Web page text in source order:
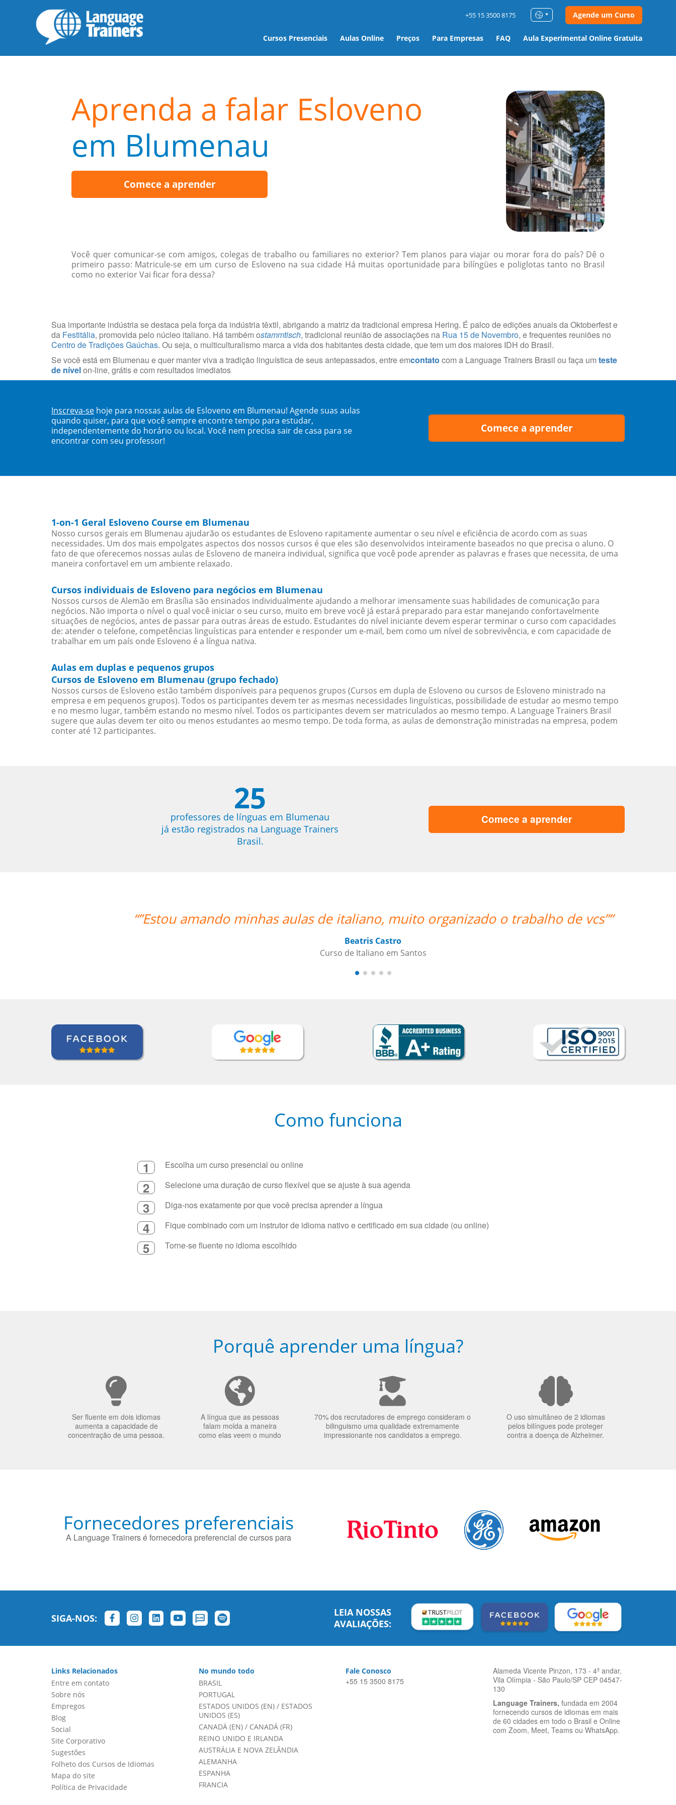
Cursos Presenciais Aulas Online Preços Para Empresas FAQ Aula Experimental Online Gratuita
+55 15 3500 8175 Agende um Curso
Aprenda a falar Esloveno
em Blumenau
Comece a aprender
Você quer comunicar-se com amigos, colegas de trabalho ou familiares no exterior? Tem planos para viajar ou morar fora do país? Dê o
primeiro passo: Matricule-se em um curso de Esloveno na sua cidade Há muitas oportunidade para bilíngües e poliglotas tanto no Brasil
como no exterior Vai ficar fora dessa?
Sua importante indústria se destaca pela força da indústria têxtil, abrigando a matriz da tradicional empresa Hering. É palco de edições anuais da Oktoberfest e
da Festitália, promovida pelo núcleo italiano. Há também ostammtisch, tradicional reunião de associações na Rua 15 de Novembro, e frequentes reuniões no
Centro de Tradições Gaúchas. Ou seja, o multiculturalismo marca a vida dos habitantes desta cidade, que tem um dos maiores IDH do Brasil.
Se você está em Blumenau e quer manter viva a tradição linguística de seus antepassados, entre emcontato com a Language Trainers Brasil ou faça um teste
de nívelon-line, grátis e com resultados imediatos
Inscreva-se hoje para nossas aulas de Esloveno em Blumenau! Agende suas aulas
quando quiser, para que você sempre encontre tempo para estudar,
independentemente do horário ou local. Você nem precisa sair de casa para se
encontrar com seu professor!
Comece a aprender
1-on-1 Geral Esloveno Course em Blumenau
Nosso cursos gerais em Blumenau ajudarão os estudantes de Esloveno rapitamente aumentar o seu nível e eficiência de acordo com as suas
necessidades. Um dos mais empolgates aspectos dos nossos cursos é que eles são desenvolvidos inteiramente baseados no que precisa o aluno. O
fato de que oferecemos nossas aulas de Esloveno de maneira individual, significa que você pode aprender as palavras e frases que necessita, de uma
maneira confortavel em um ambiente relaxado.
Cursos individuais de Esloveno para negócios em Blumenau
Nossos cursos de Alemão em Brasília são ensinados individualmente ajudando a melhorar imensamente suas habilidades de comunicação para
negócios. Não importa o nível o qual você iniciar o seu curso, muito em breve você já estará preparado para estar manejando confortavelmente
situações de negócios, antes de passar para outras áreas de estudo. Estudantes do nível iniciante devem esperar terminar o curso com capacidades
de: atender o telefone, competências linguísticas para entender e responder um e-mail, bem como um nível de sobrevivência, e com capacidade de
trabalhar em um país onde Esloveno é a língua nativa.
Aulas em duplas e pequenos grupos
Cursos de Esloveno em Blumenau (grupo fechado)
Nossos cursos de Esloveno estão também disponíveis para pequenos grupos (Cursos em dupla de Esloveno ou cursos de Esloveno ministrado na
empresa e em pequenos grupos). Todos os participantes devem ter as mesmas necessidades linguísticas, possibilidade de estudar ao mesmo tempo
e no mesmo lugar, também estando no mesmo nível. Todos os participantes devem ser matriculados ao mesmo tempo. A Language Trainers Brasil
sugere que aulas devem ter oito ou menos estudantes ao mesmo tempo. De toda forma, as aulas de demonstração ministradas na empresa, podem
conter até 12 participantes.
25
professores de línguas em Blumenau
já estão registrados na Language Trainers
Brasil.
Comece a aprender
minhas aulas de italiano, muito organizado o trabalho de vcs”” “”I took 40 hours of Brazilian
Como funciona
1 Escolha um curso presencial ou online
2 Selecione uma duração de curso flexível que se ajuste à sua agenda
3 Diga-nos exatamente por que você precisa aprender a língua
4 Fique combinado com um instrutor de idioma nativo e certificado em sua cidade (ou online)
5 Torne-se fluente no idioma escolhido
Porquê aprender uma língua?
Ser fluente em dois idiomas
aumenta a capacidade de
concentração de uma pessoa.
A língua que as pessoas
falam molda a maneira
como elas veem o mundo
70% dos recrutadores de emprego consideram o
bilinguismo uma qualidade extremamente
impressionante nos candidatos a emprego.
O uso simultâneo de 2 idiomas
pelos bilíngues pode proteger
contra a doença de Alzheimer.
Fornecedores preferenciais
A Language Trainers é fornecedora preferencial de cursos para
SIGA-NOS:
LEIA NOSSAS
AVALIAÇÕES:
Links Relacionados
Entre em contato
Sobre nós
Empregos
Blog
Social
Site Corporativo
Sugestões
Folheto dos Cursos de Idiomas
Mapa do site
Política de Privacidade
No mundo todo
BRASIL
PORTUGAL
ESTADOS UNIDOS (EN)/ ESTADOS
UNIDOS (ES)
CANADÁ (EN)/ CANADÁ (FR)
REINO UNIDO E IRLANDA
AUSTRÁLIA E NOVA ZELÂNDIA
ALEMANHA
ESPANHA
FRANCIA
Fale Conosco
+55 15 3500 8175
Alameda Vicente Pinzon, 173 - 4º andar,
Vila Olímpia - São Paulo/SP CEP 04547-
130
Language Trainers, fundada em 2004
fornecendo cursos de idiomas em mais
de 60 cidades em todo o Brasil e Online
com Zoom, Meet, Teams ou WhatsApp.